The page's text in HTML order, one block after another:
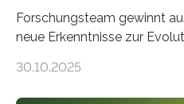
Forschungsteam gewinnt
neue Erkenntnisse zur
Landpflanzen zählen zu den
30.10.2025